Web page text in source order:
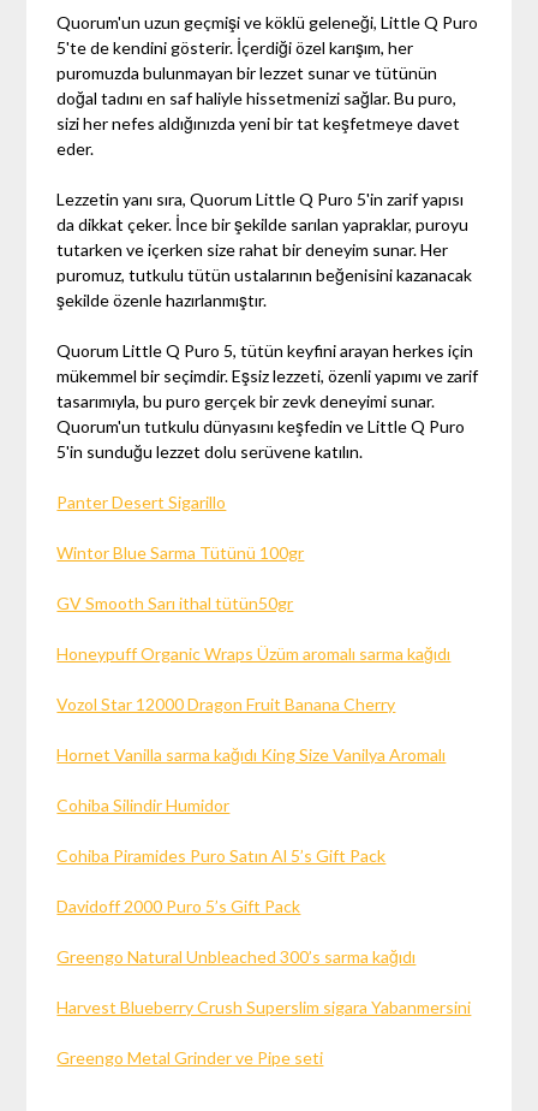
Quorum'un uzun geçmişi ve köklü geleneği, Little Q Puro
5'te de kendini gösterir. İçerdiği özel karışım, her
puromuzda bulunmayan bir lezzet sunar ve tütünün
doğal tadını en saf haliyle hissetmenizi sağlar. Bu puro,
sizi her nefes aldığınızda yeni bir tat keşfetmeye davet
eder.
Lezzetin yanı sıra, Quorum Little Q Puro 5'in zarif yapısı
da dikkat çeker. İnce bir şekilde sarılan yapraklar, puroyu
tutarken ve içerken size rahat bir deneyim sunar. Her
puromuz, tutkulu tütün ustalarının beğenisini kazanacak
şekilde özenle hazırlanmıştır.
Quorum Little Q Puro 5, tütün keyfini arayan herkes için
mükemmel bir seçimdir. Eşsiz lezzeti, özenli yapımı ve zarif
tasarımıyla, bu puro gerçek bir zevk deneyimi sunar.
Quorum'un tutkulu dünyasını keşfedin ve Little Q Puro
5'in sunduğu lezzet dolu serüvene katılın.
Panter Desert Sigarillo
Wintor Blue Sarma Tütünü 100gr
GV Smooth Sarı ithal tütün50gr
Honeypuff Organic Wraps Üzüm aromalı sarma kağıdı
Vozol Star 12000 Dragon Fruit Banana Cherry
Hornet Vanilla sarma kağıdı King Size Vanilya Aromalı
Cohiba Silindir Humidor
Cohiba Piramides Puro Satın Al 5’s Gift Pack
Davidoff 2000 Puro 5’s Gift Pack
Greengo Natural Unbleached 300’s sarma kağıdı
Harvest Blueberry Crush Superslim sigara Yabanmersini
Greengo Metal Grinder ve Pipe seti